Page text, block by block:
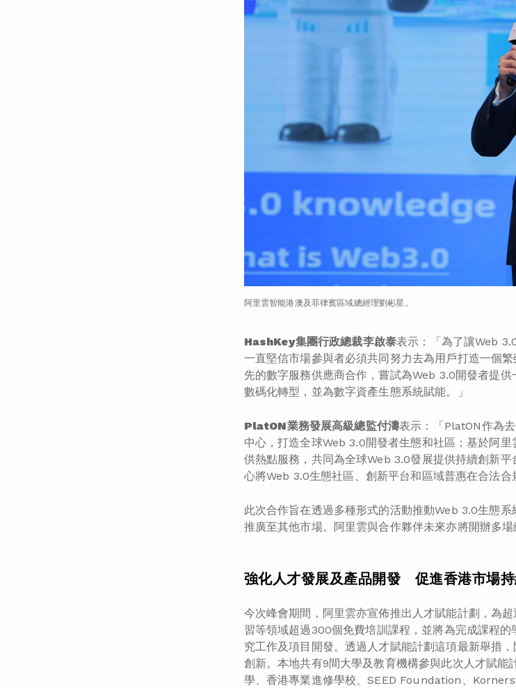
阿里雲智能港澳及菲律賓區域總經理劉彬星。
HashKey集團行政總裁李啟泰表示：「為了讓Web
一直堅信市場參與者必須共同努力去為用戶打造一個
先的數字服務供應商合作，嘗試為Web 3.0開發者提
數碼化轉型，並為數字資產生態系統賦能。」
PlatON業務發展高級總監付濤表示：「PlatON作為
中心，打造全球Web 3.0開發者生態和社區；基於阿
供熱點服務，共同為全球Web 3.0發展提供持續創新
心將Web 3.0生態社區、創新平台和區域普惠在合法合
此次合作旨在透過多種形式的活動推動Web 3.0生態
推廣至其他市場。阿里雲與合作夥伴未來亦將開辦多
強化人才發展及產品開發 促進香港市場
今次峰會期間，阿里雲亦宣佈推出人才賦能計劃，為
習等領域超過300個免費培訓課程，並將為完成課程
究工作及項目開發。透過人才賦能計劃這項最新舉措
創新。本地共有9間大學及教育機構參與此次人才賦
學、香港專業進修學校、SEED Foundation、